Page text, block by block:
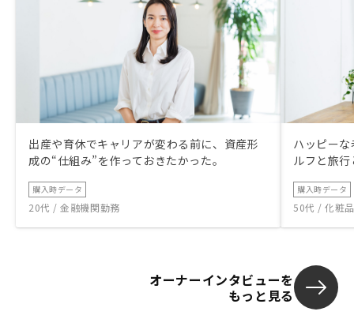
出産や育休でキャリアが変わる前に、資産形
成の“仕組み”を作っておきたかった。
購入時データ
20代 / 金融機関勤務
ハッピー
ルフと旅
購入時データ
50代 / 化粧
オーナーインタビューを
もっと見る